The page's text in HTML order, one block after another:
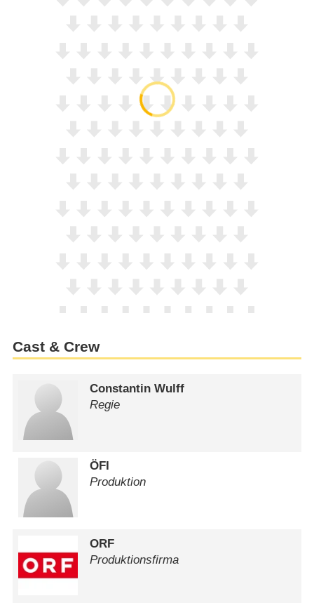
Cast & Crew
Constantin Wulff
Regie
ÖFI
Produktion
ORF
Produktionsfirma